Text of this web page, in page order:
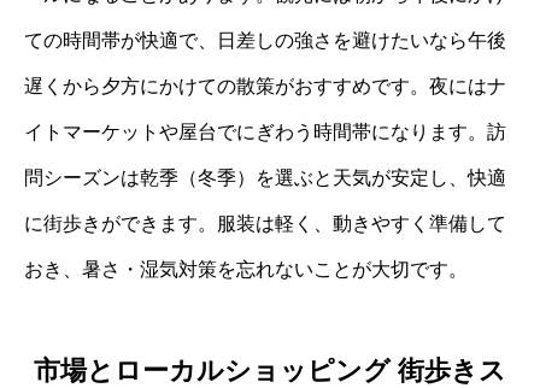
ての時間帯が快適で、日差しの強さを避けたいなら午後
遅くから夕方にかけての散策がおすすめです。夜にはナ
イトマーケットや屋台でにぎわう時間帯になります。訪
問シーズンは乾季（冬季）を選ぶと天気が安定し、快適
に街歩きができます。服装は軽く、動きやすく準備して
おき、暑さ・湿気対策を忘れないことが大切です。
市場とローカルショッピング 街歩きス